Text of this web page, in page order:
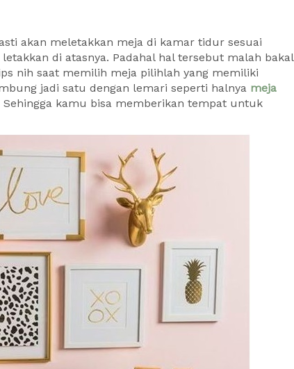
akan meletakkan meja di kamar tidur sesuai
di atasnya. Padahal hal tersebut malah bakal
nih saat memilih meja pilihlah yang memiliki
jadi satu dengan lemari seperti halnya meja
kamu bisa memberikan tempat untuk